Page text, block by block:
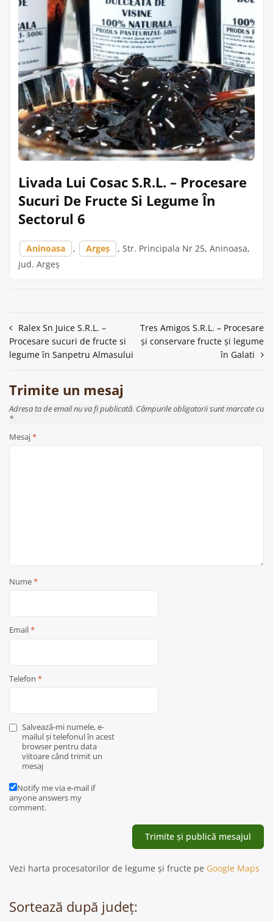
Livada Lui Cosac S.R.L. – Procesare
Sucuri De Fructe Si Legume În
Sectorul 6
Aninoasa , Argeș
, Str. Principala Nr 25, Aninoasa,
jud. Argeș
Navigare
în
Ralex Sn Juice S.R.L. –
Procesare sucuri de fructe si
legume în Sanpetru Almasului
Tres Amigos S.R.L. – Procesare
și conservare fructe și legume
în Galati
Trimite un mesaj
Adresa ta de email nu va fi publicată. Câmpurile obligatorii sunt marcate cu
*
Mesaj*
Nume*
Email*
Telefon *
Salvează-mi numele, e-
mailul și telefonul în acest
browser pentru data
viitoare când trimit un
mesaj
Notify me via e-mail if
anyone answers my
comment.
Vezi harta procesatorilor de legume și fructe pe Google Maps
Sortează după județ: